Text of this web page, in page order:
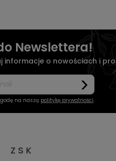
Newslettera!
informacje o nowościach i
na naszą politykę prywatności.
Z S K